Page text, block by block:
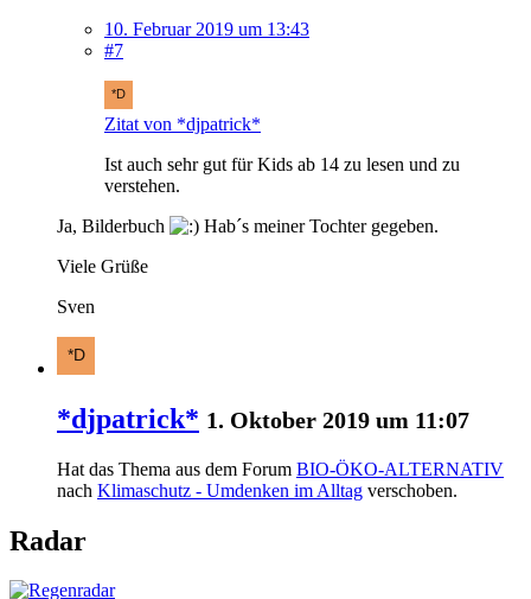
10. Februar 2019 um 13:43
#7
Zitat von *djpatrick*
Ist auch sehr gut für Kids ab 14 zu lesen und zu
verstehen.
Ja, Bilderbuch
Hab´s meiner Tochter gegeben.
Viele Grüße
Sven
*djpatrick* 1. Oktober 2019 um 11:07
Hat das Thema aus dem Forum BIO-ÖKO-ALTERNATIV
nach Klimaschutz - Umdenken im Alltag verschoben.
Radar